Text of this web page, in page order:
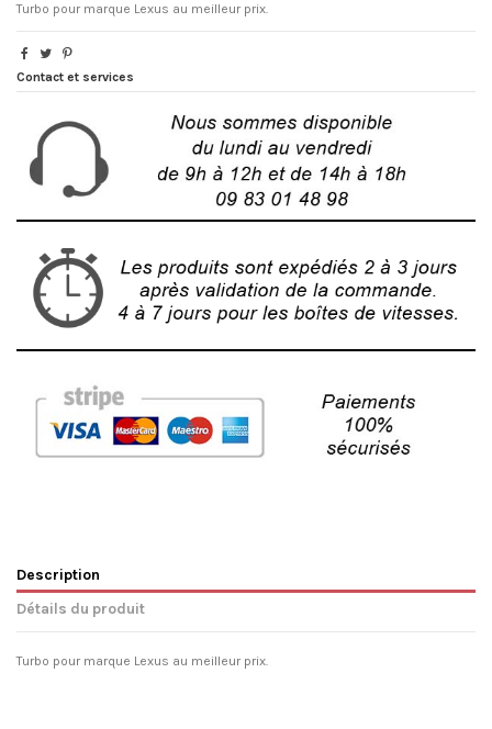
Turbo pour marque Lexus au meilleur prix.
Contact et services
Description
Détails du produit
Turbo pour marque Lexus au meilleur prix.